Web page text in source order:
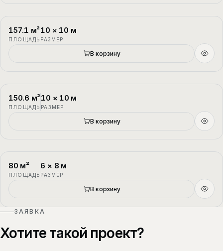
П-2
157.1 м²
ПЛОЩАДЬ
10 × 10 м
РАЗМЕР
В корзину
П-3
150.6 м²
ПЛОЩАДЬ
10 × 10 м
РАЗМЕР
В корзину
П-4
80 м²
ПЛОЩАДЬ
6 × 8 м
РАЗМЕР
В корзину
ЗАЯВКА
Хотите такой проект?